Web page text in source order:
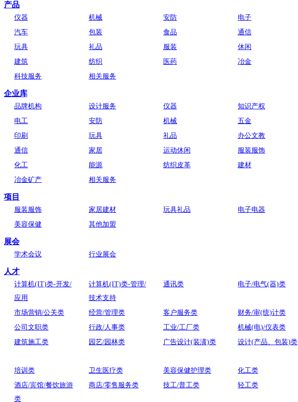
产品
仪器 机械 安防 电子
汽车
包装 食品 通信
玩具
礼品 服装 休闲
建筑
纺织 医药 冶金
科技服务
相关服务
企业库
品牌机构 设计服务 仪器 知识产权
电工
安防 机械 五金
印刷
玩具 礼品 办公文教
通信
家居 运动休闲 服装服饰
化工
能源 纺织皮革 建材
冶金矿产
相关服务
项目
服装服饰 家居建材 玩具礼品 电子电器
美容保健
其他加盟
展会
学术会议 行业展会
人才
计算机(IT)类-开发/
应用
计算机(IT)类-管理/
技术支持
通讯类 电子/电气(器)类
市场营销/公关类 经营/管理类 客户服务类 财务/审(统)计类
公司文职类
行政/人事类 工业/工厂类 机械(电)/仪表类
建筑施工类
园艺/园林类 广告设计(装潢)类 设计(产品、包装)类
培训类 卫生医疗类 美容保健护理类 化工类
酒店/宾馆/餐饮旅游
类
商店/零售服务类 技工/普工类 轻工类